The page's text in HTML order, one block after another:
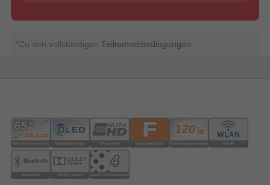
*Zu den vollständigen Teilnahmebedingungen